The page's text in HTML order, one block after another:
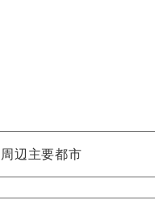
周辺主要都市